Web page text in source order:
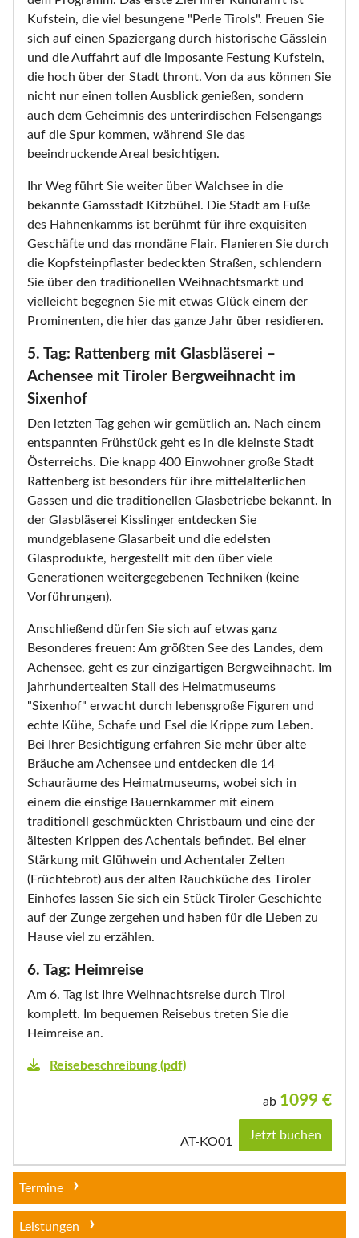
Kufstein, die viel besungene "Perle Tirols". Freuen Sie
sich auf einen Spaziergang durch historische Gässlein
und die Auffahrt auf die imposante Festung Kufstein,
die hoch über der Stadt thront. Von da aus können Sie
nicht nur einen tollen Ausblick genießen, sondern
auch dem Geheimnis des unterirdischen Felsengangs
auf die Spur kommen, während Sie das
beeindruckende Areal besichtigen.
Ihr Weg führt Sie weiter über Walchsee in die
bekannte Gamsstadt Kitzbühel. Die Stadt am Fuße
des Hahnenkamms ist berühmt für ihre exquisiten
Geschäfte und das mondäne Flair. Flanieren Sie durch
die Kopfsteinpflaster bedeckten Straßen, schlendern
Sie über den traditionellen Weihnachtsmarkt und
vielleicht begegnen Sie mit etwas Glück einem der
Prominenten, die hier das ganze Jahr über residieren.
5. Tag: Rattenberg mit Glasbläserei –
Achensee mit Tiroler Bergweihnacht im
Sixenhof
Den letzten Tag gehen wir gemütlich an. Nach einem
entspannten Frühstück geht es in die kleinste Stadt
Österreichs. Die knapp 400 Einwohner große Stadt
Rattenberg ist besonders für ihre mittelalterlichen
Gassen und die traditionellen Glasbetriebe bekannt. In
der Glasbläserei Kisslinger entdecken Sie
mundgeblasene Glasarbeit und die edelsten
Glasprodukte, hergestellt mit den über viele
Generationen weitergegebenen Techniken (keine
Vorführungen).
Anschließend dürfen Sie sich auf etwas ganz
Besonderes freuen: Am größten See des Landes, dem
Achensee, geht es zur einzigartigen Bergweihnacht. Im
jahrhundertealten Stall des Heimatmuseums
"Sixenhof" erwacht durch lebensgroße Figuren und
echte Kühe, Schafe und Esel die Krippe zum Leben.
Bei Ihrer Besichtigung erfahren Sie mehr über alte
Bräuche am Achensee und entdecken die 14
Schauräume des Heimatmuseums, wobei sich in
einem die einstige Bauernkammer mit einem
traditionell geschmückten Christbaum und eine der
ältesten Krippen des Achentals befindet. Bei einer
Stärkung mit Glühwein und Achentaler Zelten
(Früchtebrot) aus der alten Rauchküche des Tiroler
Einhofes lassen Sie sich ein Stück Tiroler Geschichte
auf der Zunge zergehen und haben für die Lieben zu
Hause viel zu erzählen.
6. Tag: Heimreise
Am 6. Tag ist Ihre Weihnachtsreise durch Tirol
komplett. Im bequemen Reisebus treten Sie die
Heimreise an.
Reisebeschreibung (pdf)
ab 1099 €
AT-KO01 Jetzt buchen
Termine
Leistungen